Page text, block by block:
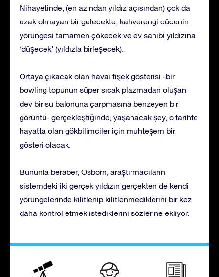
Nihayetinde, (en azından yıldız açısından) çok da
uzak olmayan bir gelecekte, kahverengi cücenin
yörüngesi tamamen çökecek ve ev sahibi yıldızına
‘düşecek’ (yıldızla birleşecek).
Ortaya çıkacak olan havai fişek gösterisi -bir
bowling topunun süper sıcak plazmadan oluşan
dev bir su balonuna çarpmasına benzeyen bir
görüntü- gerçekleştiğinde, yaşanacak şey, o tarihte
hayatta olan gökbilimciler için muhteşem bir
gösteri olacak.
Bununla beraber, Osborn, araştırmacıların
sistemdeki iki gerçek yıldızın gerçekten de kendi
yörüngelerinde kilitlenip kilitlenmediklerini bir kez
daha kontrol etmek istediklerini sözlerine ekliyor.